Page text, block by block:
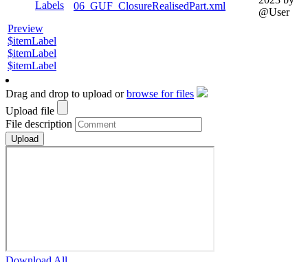
Labels
Preview
$itemLabel
$itemLabel
$itemLabel
06_GUF_ClosureRealisedPart.xml
@User
Drag and drop to upload orbrowse for files
Upload file
File description